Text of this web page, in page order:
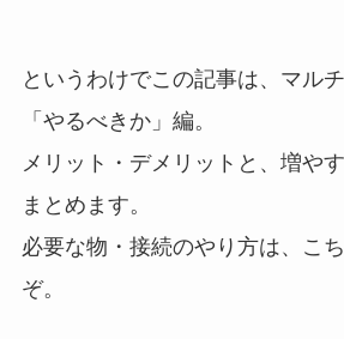
というわけでこの記事は、マル
「やるべきか」編。
メリット・デメリットと、増や
まとめます。
必要な物・接続のやり方は、こ
ぞ。